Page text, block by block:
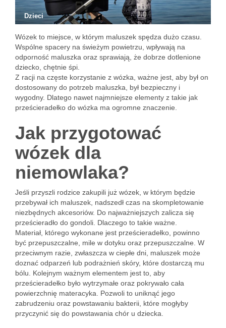
Dzieci
Wózek to miejsce, w którym maluszek spędza dużo czasu.
Wspólne spacery na świeżym powietrzu, wpływają na
odporność maluszka oraz sprawiają, że dobrze dotlenione
dziecko, chętnie śpi.
Z racji na częste korzystanie z wózka, ważne jest, aby był on
dostosowany do potrzeb maluszka, był bezpieczny i
wygodny. Dlatego nawet najmniejsze elementy z takie jak
prześcieradełko do wózka ma ogromne znaczenie.
Jak przygotować
wózek dla
niemowlaka?
Jeśli przyszli rodzice zakupili już wózek, w którym będzie
przebywał ich maluszek, nadszedł czas na skompletowanie
niezbędnych akcesoriów. Do najważniejszych zalicza się
prześcieradło do gondoli. Dlaczego to takie ważne.
Materiał, którego wykonane jest prześcieradełko, powinno
być przepuszczalne, mile w dotyku oraz przepuszczalne. W
przeciwnym razie, zwłaszcza w ciepłe dni, maluszek może
doznać odparzeń lub podrażnień skóry, które dostarczą mu
bólu. Kolejnym ważnym elementem jest to, aby
prześcieradełko było wytrzymałe oraz pokrywało cała
powierzchnię materacyka. Pozwoli to uniknąć jego
zabrudzeniu oraz powstawaniu bakterii, które mogłyby
przyczynić się do powstawania chór u dziecka.